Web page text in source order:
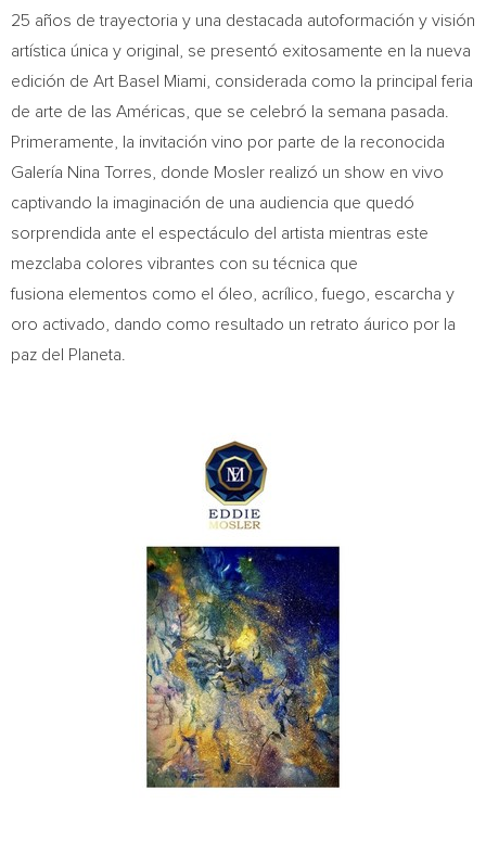
25 años de trayectoria y una destacada autoformación y visión
artística única y original, se presentó exitosamente en la nueva
edición de Art Basel Miami, considerada como la principal feria
de arte de las Américas, que se celebró la semana pasada.
Primeramente, la invitación vino por parte de la reconocida
Galería Nina Torres , donde Mosler realizó un show en vivo
captivando la imaginación de una audiencia que quedó
sorprendida ante el espectáculo del artista mientras este
mezclaba colores vibrantes con su técnica que
fusiona elementos como el óleo, acrílico, fuego, escarcha y
oro activado, dando como resultado un retrato áurico por la
paz del Planeta.